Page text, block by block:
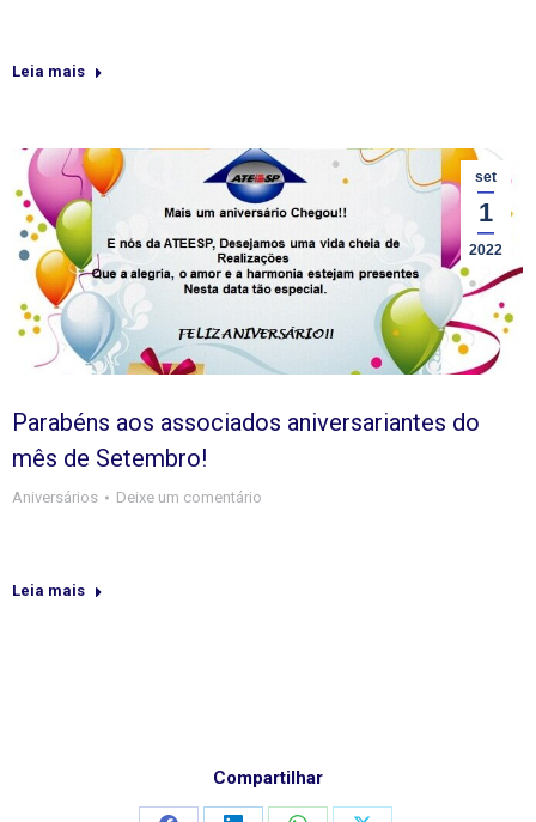
Leia mais
set
1
2022
Parabéns aos associados aniversariantes do
mês de Setembro!
Aniversários Deixe um comentário
Leia mais
Compartilhar